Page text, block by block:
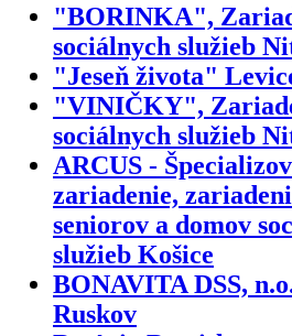
"BORINKA",
sociálnych služieb
"Jeseň života"
"VINIČKY",
sociálnych služieb
ARCUS -
zariadenie,
seniorov a domov
služieb Košice
BONAVITA DSS,
Ruskov